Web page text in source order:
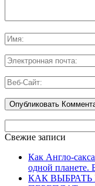
Свежие записи
Как Англо-
одной планете.
КАК